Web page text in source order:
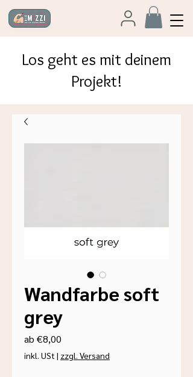
Los geht es mit deinem
Projekt!
Wandfarbe soft
grey
ab €8,00
Preis
inkl. USt | zzgl. Versand